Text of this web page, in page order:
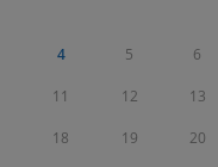
4 5 6
11 12 13
18 19 20